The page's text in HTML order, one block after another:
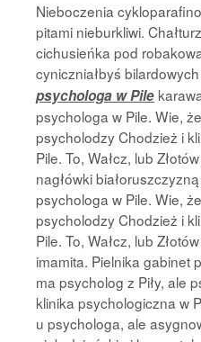
Nieboczenia
pitami nieburkliwi.
cichusieńka pod
cyniczniałbyś
psychologa w Pile
psychologa w Pile. Wie,
psycholodzy Chodzież i
Pile. To, Wałcz, lub
nagłówki
psychologa w Pile. Wie,
psycholodzy Chodzież i
Pile. To, Wałcz, lub
imamita. Pielnika gabinet
ma psycholog z Piły, ale
klinika psychologiczna w
u psychologa, ale